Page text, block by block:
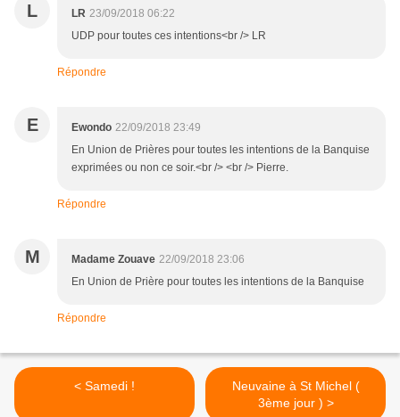
L LR 23/09/2018 06:22
UDP pour toutes ces intentions<br /> LR
Répondre
E Ewondo 22/09/2018 23:49
En Union de Prières pour toutes les intentions de la Banquise
exprimées ou non ce soir.<br /> <br /> Pierre.
Répondre
M Madame Zouave 22/09/2018 23:06
En Union de Prière pour toutes les intentions de la Banquise
Répondre
< Samedi !
Neuvaine à St Michel (
3ème jour ) >